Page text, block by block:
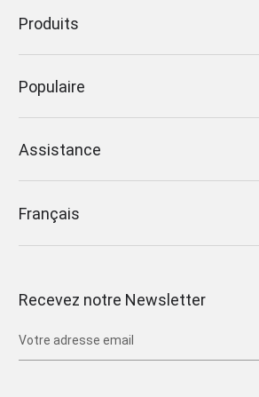
Produits
Populaire
Assistance
Français
Recevez notre Newsletter